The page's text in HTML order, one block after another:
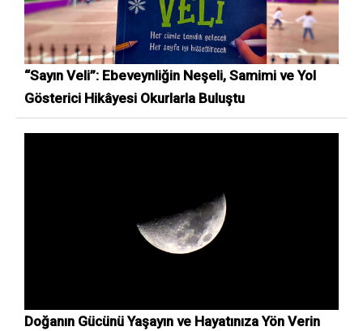
“Sayın Veli”: Ebeveynliğin Neşeli, Samimi ve Yol
Gösterici Hikâyesi Okurlarla Buluştu
Doğanın Gücünü Yaşayın ve Hayatınıza Yön Verin